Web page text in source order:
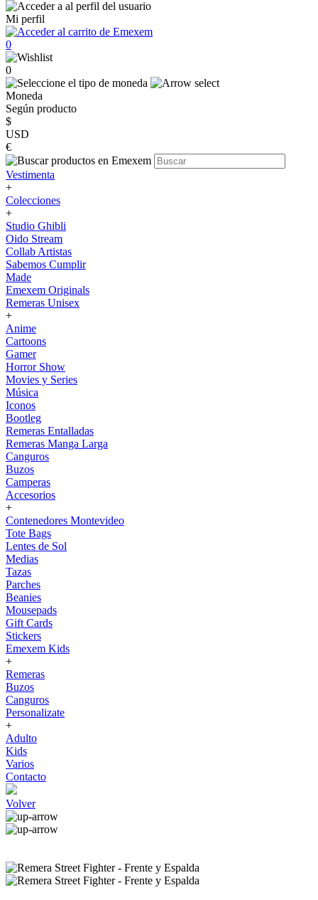
Mi perfil
0
0
Moneda
Según producto
$
USD
€
Vestimenta
+
Colecciones
+
Studio Ghibli
Oido Stream
Collab Artistas
Sabemos Cumplir
Made
Emexem Originals
Remeras Unisex
+
Anime
Cartoons
Gamer
Horror Show
Movies y Series
Música
Iconos
Bootleg
Remeras Entalladas
Remeras Manga Larga
Canguros
Buzos
Camperas
Accesorios
+
Contenedores Montevideo
Tote Bags
Lentes de Sol
Medias
Tazas
Parches
Beanies
Mousepads
Gift Cards
Stickers
Emexem Kids
+
Remeras
Buzos
Canguros
Personalizate
+
Adulto
Kids
Varios
Contacto
Volver